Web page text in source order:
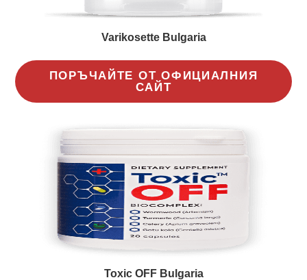
Varikosette Bulgaria
ПОРЪЧАЙТЕ ОТ ОФИЦИАЛНИЯ
САЙТ
Toxic OFF Bulgaria